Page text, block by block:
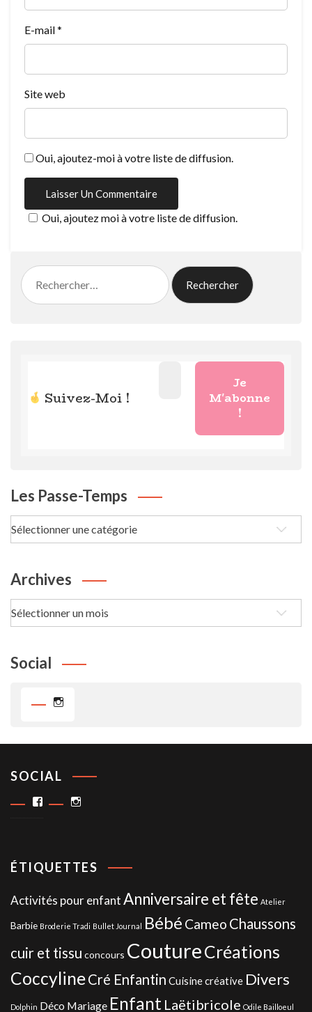
E-mail*
Site web
Oui, ajoutez-moi à votre liste de diffusion.
Oui, ajoutez moi à votre liste de diffusion.
Rechercher :
Suivez-Moi !
Les Passe-Temps
Archives
Social
SOCIAL
Facebook
ÉTIQUETTES
Activités pour enfantAnniversaire et fête Atelier
Barbie Broderie Tradi Bullet Journal Bébé Cameo Chaussons
cuir et tissu concours CoutureCréations
CoccylineCré Enfantin Cuisine créative Divers
Dolphin Déco Mariage Enfant Laëtibricole Odile Bailloeul